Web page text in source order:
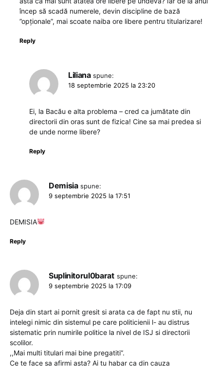
încep să scadă numerele, devin discipline de bază
”opționale”, mai scoate naiba ore libere pentru titularizare!
Reply
Liliana spune:
18 septembrie 2025 la 23:20
Ei, la Bacău e alta problema – cred ca jumătate din
directorii din oras sunt de fizica! Cine sa mai predea si
de unde norme libere?
Reply
Demisia spune:
9 septembrie 2025 la 17:51
DEMISIA
Reply
Suplinitorul0barat spune:
9 septembrie 2025 la 17:09
Deja din start ai pornit gresit si arata ca de fapt nu stii, nu
intelegi nimic din sistemul pe care politicienii l- au distrus
sistematic prin numirile politice la nivel de ISJ si directorii
scolilor.
,,Mai multi titulari mai bine pregatiti”.
Ce te face sa afirmi asta? Ai tu habar ca din cauza